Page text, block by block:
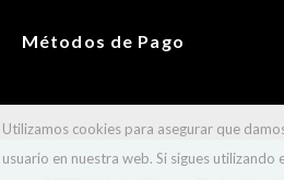
Métodos de Pago
Utilizamos cookies para asegurar que
usuario en nuestra web. Si sigues